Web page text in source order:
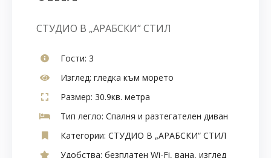
СТУДИО В „АРАБСКИ“ СТИЛ
Гости: 3
Изглед: гледка към морето
Размер: 30.9кв. метра
Тип легло: Спалня и разтегателен диван
Категории: СТУДИО В „АРАБСКИ“ СТИЛ
Удобства: безплатен Wi-Fi, вана, изглед